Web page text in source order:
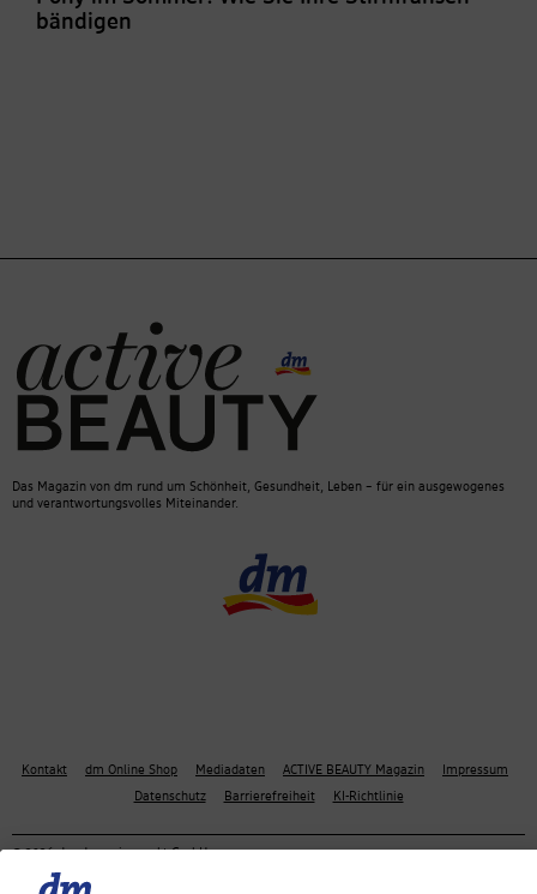
bändigen
Das Magazin von dm rund um Schönheit, Gesundheit, Leben – für ein ausgewogenes
und verantwortungsvolles Miteinander.
Kontakt dm Online Shop Mediadaten ACTIVE BEAUTY Magazin
Impressum
Datenschutz
Barrierefreiheit KI-Richtlinie
© 2026 dm drogerie markt GmbH